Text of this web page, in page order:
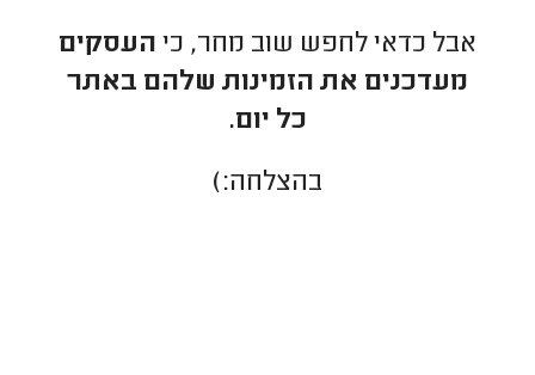
אבל כדאי לחפש שוב מחר, כי העסקים
מעדכנים את הזמינות שלהם באתר
כל יום.
בהצלחה:)